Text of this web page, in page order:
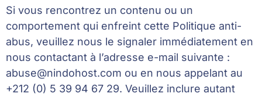
Si vous rencontrez un contenu ou un
comportement qui enfreint cette Politique anti-
abus, veuillez nous le signaler immédiatement en
nous contactant à l’adresse e-mail suivante :
abuse@nindohost.com ou en nous appelant au
+212 (0) 5 39 94 67 29. Veuillez inclure autant